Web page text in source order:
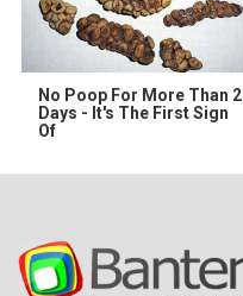
No Poop For More Than 2
Days - It's The First Sign
Of